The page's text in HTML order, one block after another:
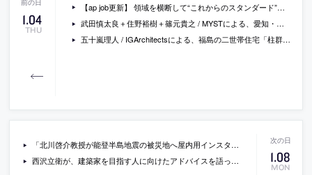
1.04
THU
【ap job更新】 領域を横断して“これからのスタンダード”をデザインする「YOHAK DESIGN STUDIO / コクヨ株式会社」が、空間デザイナー・プロダクトデザイナー・図面CG作成オペレーターを募集中
武田慎太良＋住野裕樹＋篠元貴之 / MYSTによる、愛知・名古屋市の飲食店「agap.Dessert＆Bar」。グラスデザートをメインとするカフェバー。商品特徴の空間への反映での“ブランディング”効果を意図し、グラスデザートの“積み重ねが生む構成美”を参照する空間を志向。建築素材の“層”を意識した設計を行う
五十嵐理人 / IGArchitectsによる、福島の二世帯住宅「柱群の家」。家々に囲まれ裏に山を背負う敷地。環境に対し閉じつつも開かれた状態を目指し、視線を遮る為の“壁”を立て“高窓”を全周に設けた建築を考案。内部では90角の柱を林立させ“人工と自然の間”の様な空間を作る
1.08
MON
「北川啓介教授が能登半島地震の被災地へ屋内用インスタントハウスを届けました」（名古屋工業大学）
西沢立衛が、建築家を目指す人に向けたアドバイスを語っている動画